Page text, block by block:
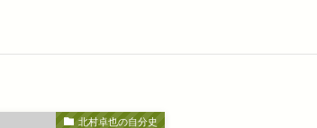
北村卓也の自分史